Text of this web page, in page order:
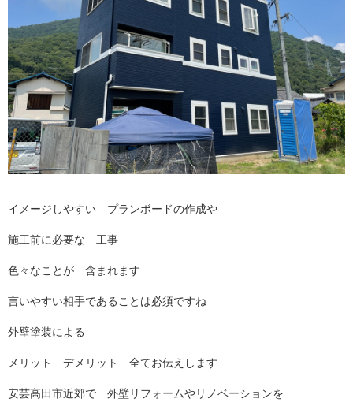
イメージしやすい プランボードの作成や
施工前に必要な 工事
色々なことが 含まれます
言いやすい相手であることは必須ですね
外壁塗装による
メリット デメリット 全てお伝えします
安芸高田市近郊で 外壁リフォームやリノベーションを